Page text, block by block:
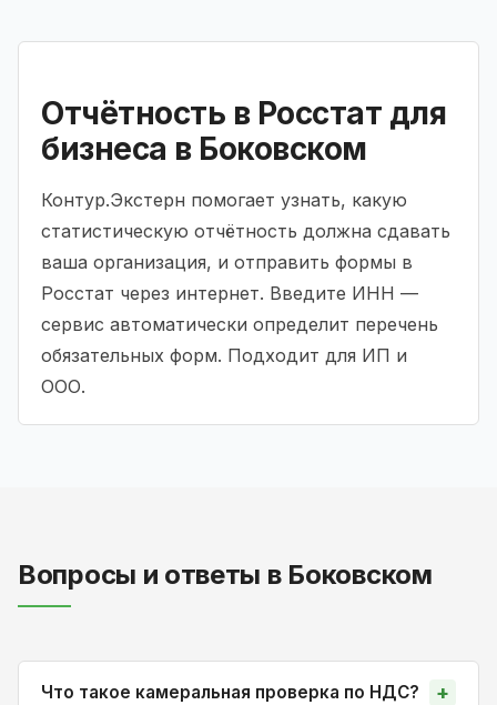
Отчётность в Росстат для
бизнеса в Боковском
Контур.Экстерн помогает узнать, какую
статистическую отчётность должна сдавать
ваша организация, и отправить формы в
Росстат через интернет. Введите ИНН —
сервис автоматически определит перечень
обязательных форм. Подходит для ИП и
ООО.
Вопросы и ответы в Боковском
Что такое камеральная проверка по НДС?